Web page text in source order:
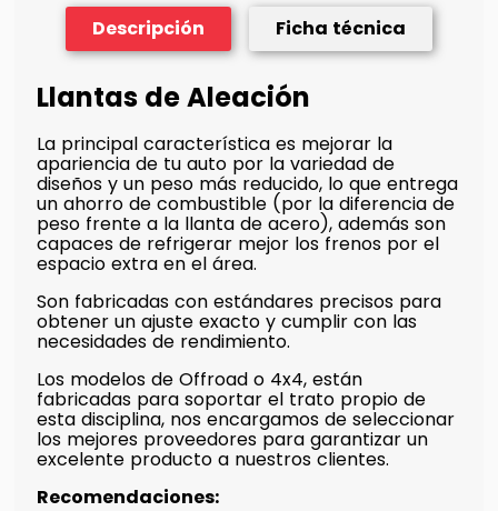
Descripción Ficha técnica
Llantas de Aleación
La principal característica es mejorar la
apariencia de tu auto por la variedad de
diseños y un peso más reducido, lo que entrega
un ahorro de combustible (por la diferencia de
peso frente a la llanta de acero), además son
capaces de refrigerar mejor los frenos por el
espacio extra en el área.
Son fabricadas con estándares precisos para
obtener un ajuste exacto y cumplir con las
necesidades de rendimiento.
Los modelos de Offroad o 4x4, están
fabricadas para soportar el trato propio de
esta disciplina, nos encargamos de seleccionar
los mejores proveedores para garantizar un
excelente producto a nuestros clientes.
Recomendaciones: